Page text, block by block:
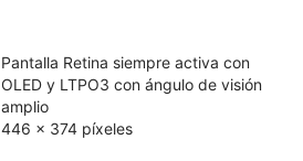
Pantalla Retina siempre activa con
OLED y LTPO3 con ángulo de visión
amplio
446 x 374 píxeles